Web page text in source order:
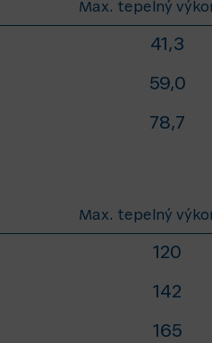
Max. tepelný
41,3
59,0
78,7
Max. tepelný
120
142
165